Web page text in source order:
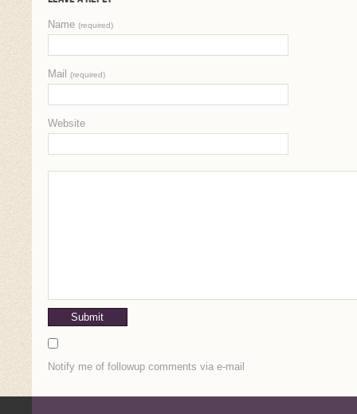
Name (required)
Mail (required)
Website
Notify me of followup comments via e-mail